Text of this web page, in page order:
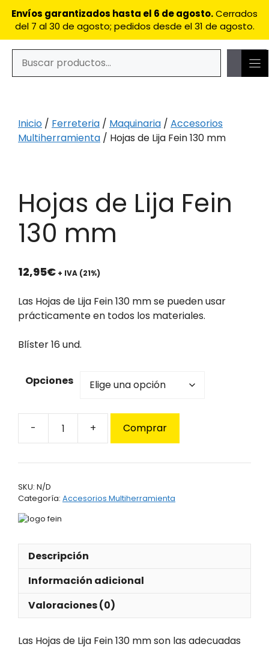
Envíos garantizados hasta el 6 de agosto.Cerrados
del 7 al 30 de agosto; pedidos desde el 31 de agosto.
Inicio / Ferreteria / Maquinaria / Accesorios
Multiherramienta / Hojas de Lija Fein 130 mm
Hojas de Lija Fein
130 mm
12,95€ + IVA (21%)
Las Hojas de Lija Fein 130 mm se pueden usar
prácticamente en todos los materiales.
Blíster 16 und.
Opciones
Hojas
Lija
mm
Comprar
SKU: N/D
Categoría: Accesorios Multiherramienta
Descripción
Información adicional
Valoraciones (0)
Las Hojas de Lija Fein 130 mm son las adecuadas